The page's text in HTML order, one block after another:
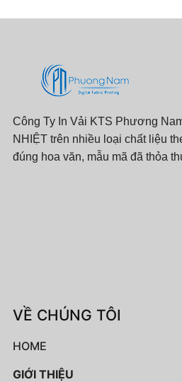
Công Ty In Vải KTS Phương
NHIỆT trên nhiều loại chất liệu
đúng hoa văn, mẫu mã đã thỏa
VỀ CHÚNG TÔI
HOME
GIỚI THIỆU